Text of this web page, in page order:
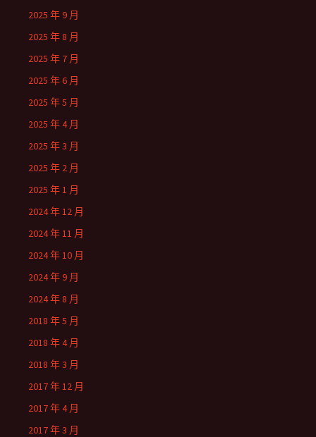
2025 年 9 月
2025 年 8 月
2025 年 7 月
2025 年 6 月
2025 年 5 月
2025 年 4 月
2025 年 3 月
2025 年 2 月
2025 年 1 月
2024 年 12 月
2024 年 11 月
2024 年 10 月
2024 年 9 月
2024 年 8 月
2018 年 5 月
2018 年 4 月
2018 年 3 月
2017 年 12 月
2017 年 4 月
2017 年 3 月